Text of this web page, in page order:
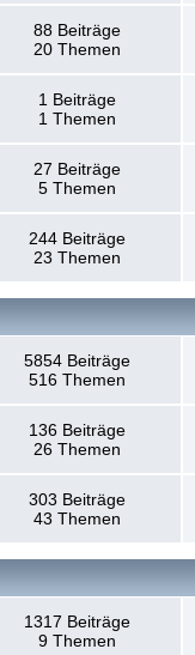
88 Beiträge
20 Themen
1 Beiträge
1 Themen
27 Beiträge
5 Themen
244 Beiträge
23 Themen
5854 Beiträge
516 Themen
136 Beiträge
26 Themen
303 Beiträge
43 Themen
1317 Beiträge
9 Themen